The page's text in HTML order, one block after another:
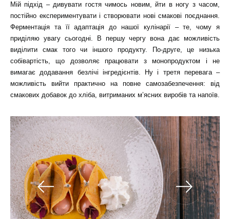
Мій підхід – дивувати гостя чимось новим, йти в ногу з часом,
постійно експериментувати і створювати нові смакові поєднання.
Ферментація та її адаптація до нашої кулінарії – те, чому я
приділяю увагу сьогодні. В першу чергу вона дає можливість
виділити смак того чи іншого продукту. По-друге, це низька
собівартість, що дозволяє працювати з монопродуктом і не
вимагає додавання безлічі інгредієнтів. Ну і третя перевага –
можливість вийти практично на повне самозабезпечення: від
смакових добавок до хліба, витриманих м’ясних виробів та напоїв.